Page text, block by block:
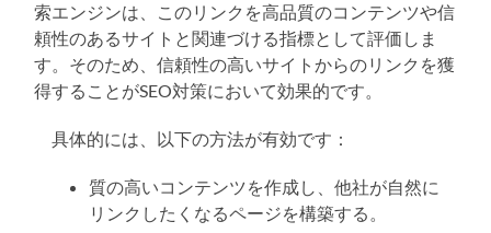
索エンジンは、このリンクを高品質のコンテンツや信
頼性のあるサイトと関連づける指標として評価しま
す。そのため、信頼性の高いサイトからのリンクを獲
得することがSEO対策において効果的です。
具体的には、以下の方法が有効です：
質の高いコンテンツを作成し、他社が自然に
リンクしたくなるページを構築する。